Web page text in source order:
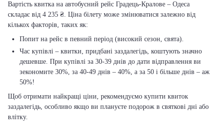
Вартість квитка на автобусний рейс Градець-Кралове – Одеса
складає від 4 235 ₴. Ціна білету може змінюватися залежно від
кількох факторів, таких як:
Попит на рейс в певний період (високий сезон, свята).
Час купівлі – квитки, придбані заздалегідь, коштують значно
дешевше. При купівлі за 30-39 днів до дати відправлення ви
зекономите 30%, за 40-49 днів – 40%, а за 50 і більше днів – аж
50%!
Щоб отримати найкращі ціни, рекомендуємо купити квиток
заздалегідь, особливо якщо ви плануєте подорож в святкові дні або
влітку.